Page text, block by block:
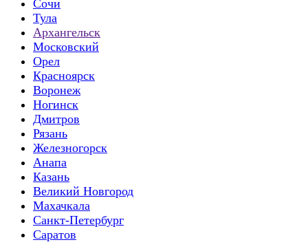
Сочи
Тула
Архангельск
Московский
Орел
Красноярск
Воронеж
Ногинск
Дмитров
Рязань
Железногорск
Анапа
Казань
Великий Новгород
Махачкала
Санкт-Петербург
Саратов